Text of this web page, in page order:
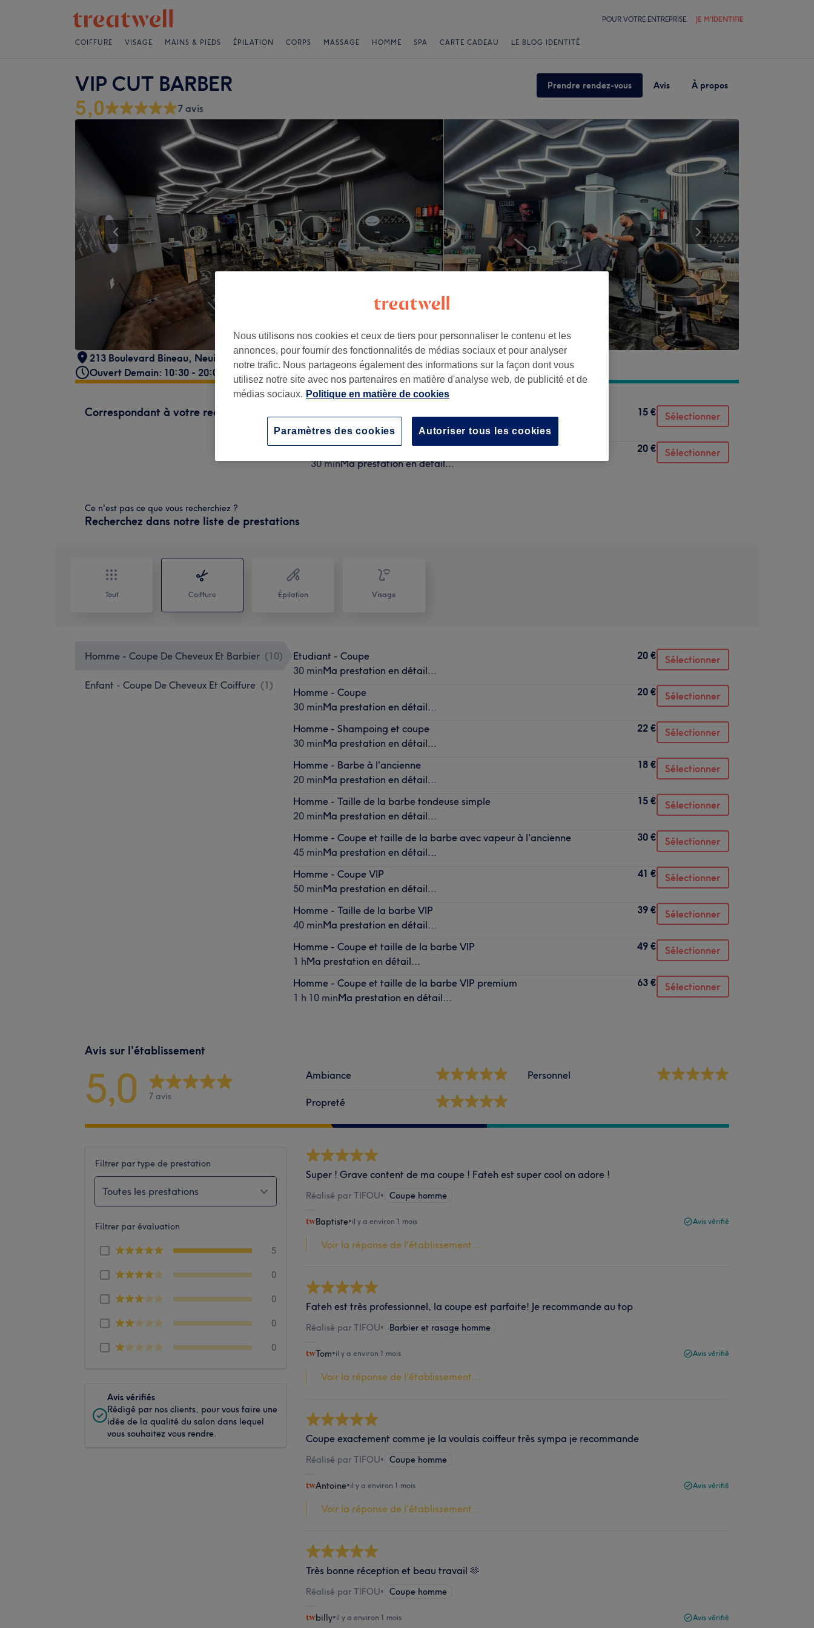
POUR VOTRE ENTREPRISE JE M'IDENTIFIE
COIFFURE VISAGE MAINS & PIEDS ÉPILATION CORPS MASSAGE HOMME SPA CARTE CADEAU LE BLOG IDENTITÉ
VIP CUT BARBER Prendre rendez-vous Avis À propos
5,0 7 avis
213 Boulevard Bineau, Neuilly-sur-Seine, 92200
Ouvert Demain: 10:30 - 20:00
Correspondant à votre recherche
20 minMa prestation en détail...
15 € Sélectionner
Etudiant - Coupe
30 minMa prestation en détail...
20 € Sélectionner
Ce n'est pas ce que vous recherchiez ?
Recherchez dans notre liste de prestations
Tout Coiffure Épilation Visage
Homme - Coupe De Cheveux Et Barbier (10)
Enfant - Coupe De Cheveux Et Coiffure (1)
Etudiant - Coupe
30 minMa prestation en détail...
20 € Sélectionner
Homme - Coupe
30 minMa prestation en détail...
20 € Sélectionner
Homme - Shampoing et coupe
30 minMa prestation en détail...
22 € Sélectionner
Homme - Barbe à l'ancienne
20 minMa prestation en détail...
18 € Sélectionner
Homme - Taille de la barbe tondeuse simple
20 minMa prestation en détail...
15 € Sélectionner
Homme - Coupe et taille de la barbe avec vapeur à l'ancienne
45 minMa prestation en détail...
30 € Sélectionner
Homme - Coupe VIP
50 minMa prestation en détail...
41 € Sélectionner
Homme - Taille de la barbe VIP
40 minMa prestation en détail...
39 € Sélectionner
Homme - Coupe et taille de la barbe VIP
1 hMa prestation en détail...
49 € Sélectionner
Homme - Coupe et taille de la barbe VIP premium
1 h 10 minMa prestation en détail...
63 € Sélectionner
Avis sur l'établissement
5,0 7 avis
Ambiance
Propreté
Personnel
Filtrer par type de prestation
Toutes les prestations
Filtrer par évaluation
5
0
0
0
0
Avis vérifiés
Rédigé par nos clients, pour vous faire une
idée de la qualité du salon dans lequel
vous souhaitez vous rendre.
Super ! Grave content de ma coupe ! Fateh est super cool on adore !
Réalisé par TIFOU• Coupe homme
Baptiste•il y a environ 1 mois Avis vérifié
Voir la réponse de l'établissement...
Fateh est très professionnel, la coupe est parfaite! Je recommande au top
Réalisé par TIFOU• Barbier et rasage homme
Tom•il y a environ 1 mois Avis vérifié
Voir la réponse de l'établissement...
Coupe exactement comme je la voulais coiffeur très sympa je recommande
Réalisé par TIFOU• Coupe homme
Antoine•il y a environ 1 mois Avis vérifié
Voir la réponse de l'établissement...
Très bonne réception et beau travail 🫶
Réalisé par TIFOU• Coupe homme
billy•il y a environ 1 mois Avis vérifié
Nous utilisons nos cookies et ceux de tiers pour personnaliser le contenu et les
annonces, pour fournir des fonctionnalités de médias sociaux et pour analyser
notre trafic. Nous partageons également des informations sur la façon dont vous
utilisez notre site avec nos partenaires en matière d'analyse web, de publicité et de
médias sociaux. Politique en matière de cookies
Autoriser tous les cookies
Paramètres des cookies